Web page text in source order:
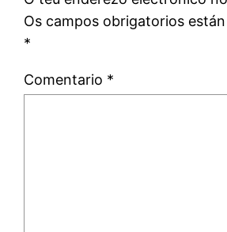
Os campos obrigatorios
*
Comentario *